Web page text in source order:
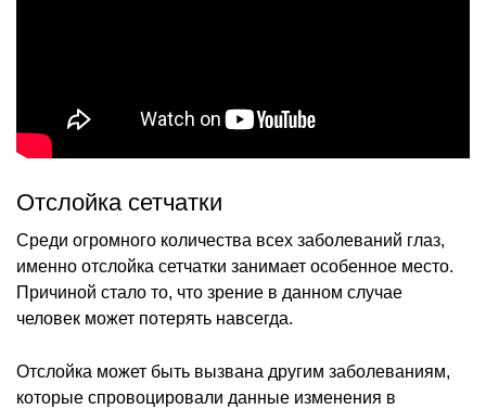
Отслойка сетчатки
Среди огромного количества всех заболеваний глаз,
именно отслойка сетчатки занимает особенное место.
Причиной стало то, что зрение в данном случае
человек может потерять навсегда.
Отслойка может быть вызвана другим заболеваниям,
которые спровоцировали данные изменения в